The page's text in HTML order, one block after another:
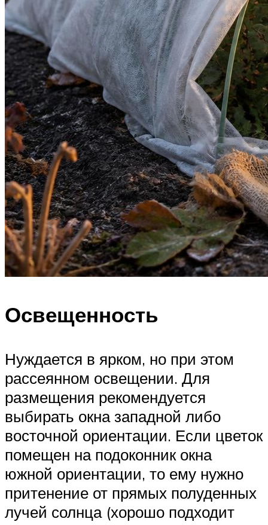
Освещенность
Нуждается в ярком, но при этом
рассеянном освещении. Для
размещения рекомендуется
выбирать окна западной либо
восточной ориентации. Если цветок
помещен на подоконник окна
южной ориентации, то ему нужно
притенение от прямых полуденных
лучей солнца (хорошо подходит